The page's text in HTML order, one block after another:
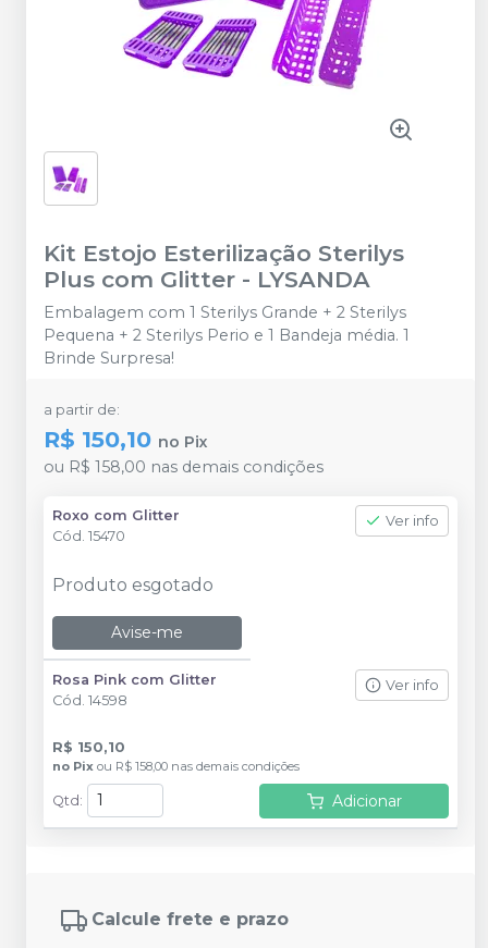
Kit Estojo Esterilização Sterilys
Plus com Glitter - LYSANDA
Embalagem com 1 Sterilys Grande + 2 Sterilys
Pequena + 2 Sterilys Perio e 1 Bandeja média. 1
Brinde Surpresa!
a partir de:
R$ 150,10 no Pix
ou R$ 158,00 nas demais condições
Roxo com Glitter
Cód. 15470
Ver info
Produto esgotado
Avise-me
Rosa Pink com Glitter
Cód. 14598
Ver info
R$ 150,10
no Pix ou R$ 158,00 nas demais condições
Qtd : Adicionar
Calcule frete e prazo